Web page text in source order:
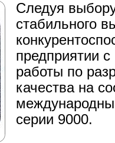
Следуя
стабильного
предприятии
работы по
качества на
серии 9000.